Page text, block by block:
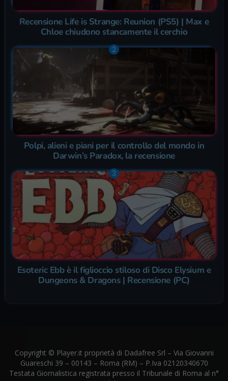
Recensione Life is Strange: Reunion (PS5) | Max e
Chloe chiudono stancamente il cerchio
Polpi, alieni e piani per il controllo del mondo in
Darwin’s Paradox, la recensione
Esoteric Ebb è il figlioccio stiloso di Disco Elysium e
Dungeons & Dragons | Recensione (PC)
Copyright © Player.it proprietà di Dadafree Srl – Via Giovanni
Guareschi 39 – 00143 – Roma (RM) – P.Iva 02120340670
Testata Giornalistica registrata presso il Tribunale di Roma al n°